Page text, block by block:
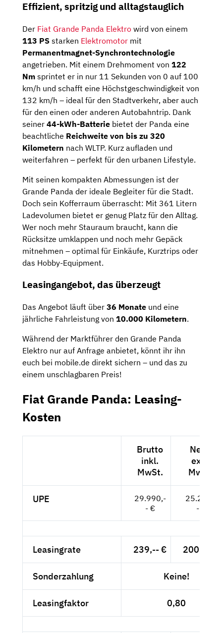
Effizient, spritzig und alltagstauglich
Der Fiat Grande Panda Elektro wird von einem
113 PS starken Elektromotor mit
Permanentmagnet-Synchrontechnologie
angetrieben. Mit einem Drehmoment von 122
Nm sprintet er in nur 11 Sekunden von 0 auf 100
km/h und schafft eine Höchstgeschwindigkeit von
132 km/h – ideal für den Stadtverkehr, aber auch
für den einen oder anderen Autobahntrip. Dank
seiner 44-kWh-Batterie bietet der Panda eine
beachtliche Reichweite von bis zu 320
Kilometern nach WLTP. Kurz aufladen und
weiterfahren – perfekt für den urbanen Lifestyle.
Mit seinen kompakten Abmessungen ist der
Grande Panda der ideale Begleiter für die Stadt.
Doch sein Kofferraum überrascht: Mit 361 Litern
Ladevolumen bietet er genug Platz für den Alltag.
Wer noch mehr Stauraum braucht, kann die
Rücksitze umklappen und noch mehr Gepäck
mitnehmen – optimal für Einkäufe, Kurztrips oder
das Hobby-Equipment.
Leasingangebot, das überzeugt
Das Angebot läuft über 36 Monate und eine
jährliche Fahrleistung von 10.000 Kilometern.
Während der Marktführer den Grande Panda
Elektro nur auf Anfrage anbietet, könnt ihr ihn
euch bei mobile.de direkt sichern – und das zu
einem unschlagbaren Preis!
Fiat Grande Panda: Leasing-
Kosten
Brutto
inkl.
MwSt.
Netto
exkl.
MwSt.
UPE
29.990,-
- €
25.202,-
- €
Leasingrate 239,-- € 200,84 €
Sonderzahlung Keine!
Leasingfaktor 0,80